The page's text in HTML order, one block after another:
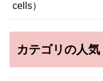
カテゴリの人気